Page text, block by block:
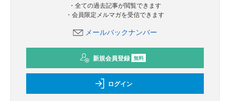
・全ての過去記事が閲覧できます
・会員限定メルマガを受信できます
メールバックナンバー
新規会員登録 無料
ログイン